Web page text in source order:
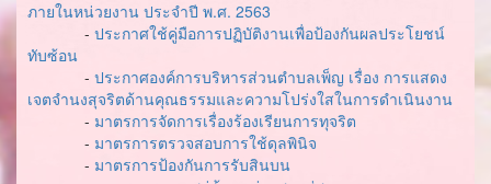
ภายในหน่วยงาน ประจำปี พ.ศ. 2563
- ประกาศใช้คู่มือการปฏิบัติงานเพื่อป้องกันผลประโยชน์
ทับซ้อน
- ประกาศองค์การบริหารส่วนตำบลเพ็ญ เรื่อง การแสดง
เจตจำนงสุจริตด้านคุณธรรมและความโปร่งใสในการดำเนินงาน
- มาตรการจัดการเรื่องร้องเรียนการทุจริต
- มาตรการตรวจสอบการใช้ดุลพินิจ
- มาตรการป้องกันการรับสินบน